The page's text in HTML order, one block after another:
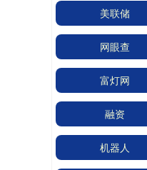
美联储
网眼查
富灯网
融资
机器人